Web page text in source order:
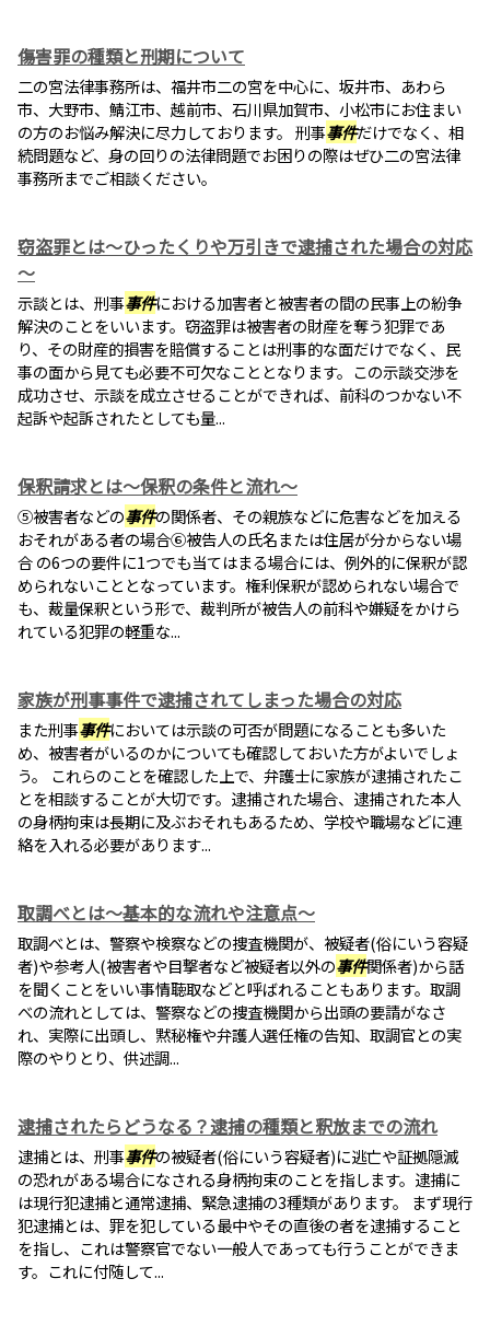
傷害罪の種類と刑期について
二の宮法律事務所は、福井市二の宮を中心に、坂井市、あわら
市、大野市、鯖江市、越前市、石川県加賀市、小松市にお住まい
の方のお悩み解決に尽力しております。 刑事事件だけでなく、相
続問題など、身の回りの法律問題でお困りの際はぜひ二の宮法律
事務所までご相談ください。
窃盗罪とは～ひったくりや万引きで逮捕された場合の対応
～
示談とは、刑事事件における加害者と被害者の間の民事上の紛争
解決のことをいいます。窃盗罪は被害者の財産を奪う犯罪であ
り、その財産的損害を賠償することは刑事的な面だけでなく、民
事の面から見ても必要不可欠なこととなります。この示談交渉を
成功させ、示談を成立させることができれば、前科のつかない不
起訴や起訴されたとしても量...
保釈請求とは～保釈の条件と流れ～
⑤被害者などの事件の関係者、その親族などに危害などを加える
おそれがある者の場合⑥被告人の氏名または住居が分からない場
合 の6つの要件に1つでも当てはまる場合には、例外的に保釈が認
められないこととなっています。権利保釈が認められない場合で
も、裁量保釈という形で、裁判所が被告人の前科や嫌疑をかけら
れている犯罪の軽重な...
家族が刑事事件で逮捕されてしまった場合の対応
また刑事事件においては示談の可否が問題になることも多いた
め、被害者がいるのかについても確認しておいた方がよいでしょ
う。 これらのことを確認した上で、弁護士に家族が逮捕されたこ
とを相談することが大切です。逮捕された場合、逮捕された本人
の身柄拘束は長期に及ぶおそれもあるため、学校や職場などに連
絡を入れる必要があります...
取調べとは～基本的な流れや注意点～
取調べとは、警察や検察などの捜査機関が、被疑者(俗にいう容疑
者)や参考人(被害者や目撃者など被疑者以外の事件関係者)から話
を聞くことをいい事情聴取などと呼ばれることもあります。取調
べの流れとしては、警察などの捜査機関から出頭の要請がなさ
れ、実際に出頭し、黙秘権や弁護人選任権の告知、取調官との実
際のやりとり、供述調...
逮捕されたらどうなる？逮捕の種類と釈放までの流れ
逮捕とは、刑事事件の被疑者(俗にいう容疑者)に逃亡や証拠隠滅
の恐れがある場合になされる身柄拘束のことを指します。逮捕に
は現行犯逮捕と通常逮捕、緊急逮捕の3種類があります。 まず現行
犯逮捕とは、罪を犯している最中やその直後の者を逮捕すること
を指し、これは警察官でない一般人であっても行うことができま
す。これに付随して...